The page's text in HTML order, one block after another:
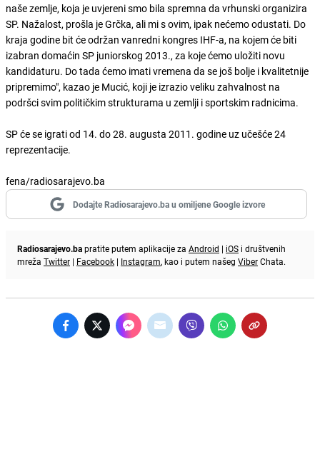
naše zemlje, koja je uvjereni smo bila spremna da vrhunski organizira
SP. Nažalost, prošla je Grčka, ali mi s ovim, ipak nećemo odustati. Do
kraja godine bit će održan vanredni kongres IHF-a, na kojem će biti
izabran domaćin SP juniorskog 2013., za koje ćemo uložiti novu
kandidaturu. Do tada ćemo imati vremena da se još bolje i kvalitetnije
pripremimo", kazao je Mucić, koji je izrazio veliku zahvalnost na
podršci svim političkim strukturama u zemlji i sportskim radnicima.
SP će se igrati od 14. do 28. augusta 2011. godine uz učešće 24
reprezentacije.
fena/radiosarajevo.ba
Dodajte Radiosarajevo.ba u omiljene Google izvore
Radiosarajevo.bapratite putem aplikacije za Android | iOS i društvenih
mreža Twitter | Facebook | Instagram, kao i putem našeg ViberChata.